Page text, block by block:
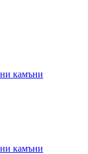
камъни
камъни